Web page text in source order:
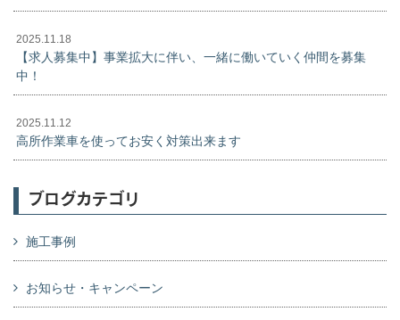
2025.11.18
【求人募集中】事業拡大に伴い、一緒に働いていく仲間を募集
中！
2025.11.12
高所作業車を使ってお安く対策出来ます
ブログカテゴリ
施工事例
お知らせ・キャンペーン